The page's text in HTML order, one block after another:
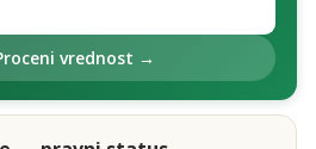
vrednost →